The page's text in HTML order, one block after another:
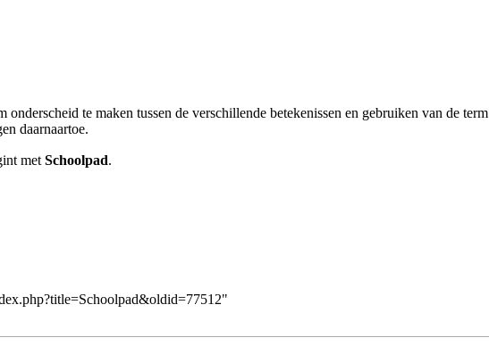
onderscheid te maken tussen de verschillende betekenissen en gebruiken van de term
daarnaartoe.
met Schoolpad.
"